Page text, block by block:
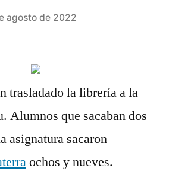
agosto de 2022
trasladado la librería a la
Alumnos que sacaban dos
asignatura sacaron
ochos y nueves.